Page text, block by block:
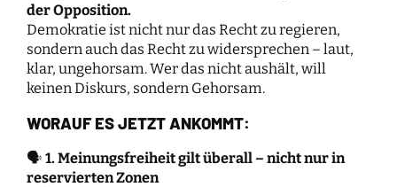
der Opposition.
Demokratie ist nicht nur das Recht zu regieren,
sondern auch das Recht zu widersprechen – laut,
klar, ungehorsam. Wer das nicht aushält, will
keinen Diskurs, sondern Gehorsam.
WORAUF ES JETZT ANKOMMT:
🗣 1. Meinungsfreiheit gilt überall – nicht nur in
reservierten Zonen